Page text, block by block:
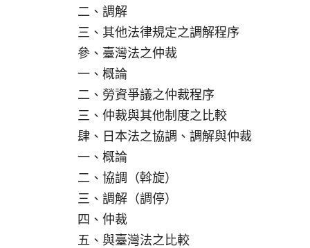
二、調解
三、其他法律規定之調解程序
參、臺灣法之仲裁
一、概論
二、勞資爭議之仲裁程序
三、仲裁與其他制度之比較
肆、日本法之協調、調解與仲裁
一、概論
二、協調（斡旋）
三、調解（調停）
四、仲裁
五、與臺灣法之比較